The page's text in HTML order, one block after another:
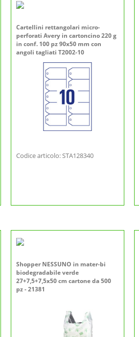
Cartellini rettangolari micro-
perforati Avery in cartoncino 220 g
in conf. 100 pz 90x50 mm con
angoli tagliati T2002-10
Codice articolo: STA128340
Shopper NESSUNO in mater-bi
biodegradabile verde
27+7,5+7,5x50 cm cartone da 500
pz - 21381